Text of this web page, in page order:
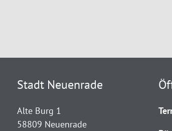
Stadt Neuenrade
Alte Burg 1
58809 Neuenrade